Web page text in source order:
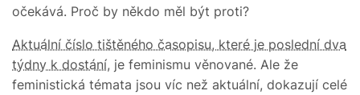
očekává. Proč by někdo měl být proti?
Aktuální číslo tištěného časopisu, které je poslední dva
týdny k dostání, je feminismu věnované. Ale že
feministická témata jsou víc než aktuální, dokazují celé